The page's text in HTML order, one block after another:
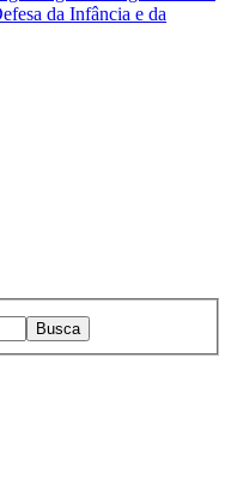
da Infância e da
Busca